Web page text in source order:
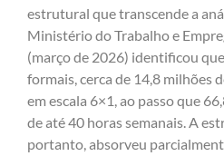
estrutural que transcende a
Ministério do Trabalho e
(março de 2026) identificou
formais, cerca de 14,8 milhões
em escala 6×1, ao passo que
de até 40 horas semanais. A
portanto, absorveu